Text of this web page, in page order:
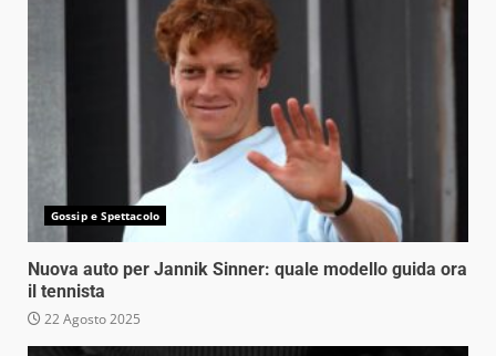
Gossip e Spettacolo
Nuova auto per Jannik Sinner: quale modello guida ora
il tennista
22 Agosto 2025